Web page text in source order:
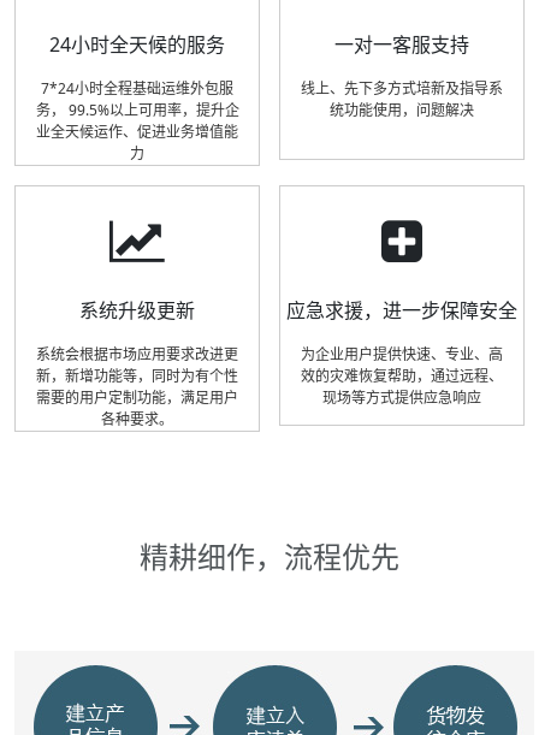
24小时全天候的服务
7*24小时全程基础运维外包服
务， 99.5%以上可用率，提升企
业全天候运作、促进业务增值能
力
一对一客服支持
线上、先下多方式培新及指导系
统功能使用，问题解决
系统升级更新
系统会根据市场应用要求改进更
新，新增功能等，同时为有个性
需要的用户定制功能，满足用户
各种要求。
应急求援，进一步保障安全
为企业用户提供快速、专业、高
效的灾难恢复帮助，通过远程、
现场等方式提供应急响应
精耕细作，流程优先